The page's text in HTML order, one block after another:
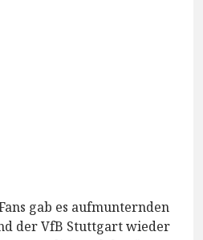
gab es aufmunternden
der VfB Stuttgart wieder